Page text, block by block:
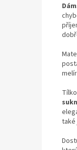
také